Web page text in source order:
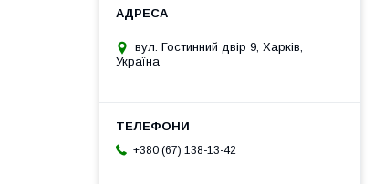
вул. Гостинний двір 9, Харків,
Україна
+380 (67) 138-13-42